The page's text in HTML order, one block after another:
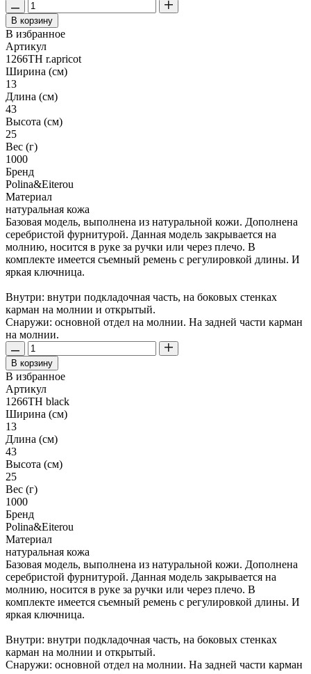
В корзину
В избранное
Артикул
1266TH r.apricot
Ширина (см)
13
Длина (см)
43
Высота (см)
25
Вес (г)
1000
Бренд
Polina&Eiterou
Материал
натуральная кожа
Базовая модель, выполнена из натуральной кожи. Дополнена
серебристой фурнитурой. Данная модель закрывается на
молнию, носится в руке за ручки или через плечо. В
комплекте имеется съемный ремень с регулировкой длины. И
яркая ключница.
Внутри: внутри подкладочная часть, на боковых стенках
карман на молнии и открытый.
Снаружи: основной отдел на молнии. На задней части карман
на молнии.
В корзину
В избранное
Артикул
1266TH black
Ширина (см)
13
Длина (см)
43
Высота (см)
25
Вес (г)
1000
Бренд
Polina&Eiterou
Материал
натуральная кожа
Базовая модель, выполнена из натуральной кожи. Дополнена
серебристой фурнитурой. Данная модель закрывается на
молнию, носится в руке за ручки или через плечо. В
комплекте имеется съемный ремень с регулировкой длины. И
яркая ключница.
Внутри: внутри подкладочная часть, на боковых стенках
карман на молнии и открытый.
Снаружи: основной отдел на молнии. На задней части карман